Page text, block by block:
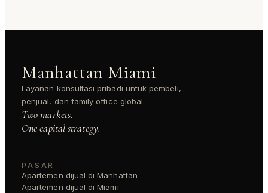
Manhattan Miami
Layanan konsultasi pribadi untuk pembeli,
penjual, dan family office global.
Two markets.
One capital strategy.
PASAR
Apartemen dijual di Manhattan
Apartemen dijual di Miami